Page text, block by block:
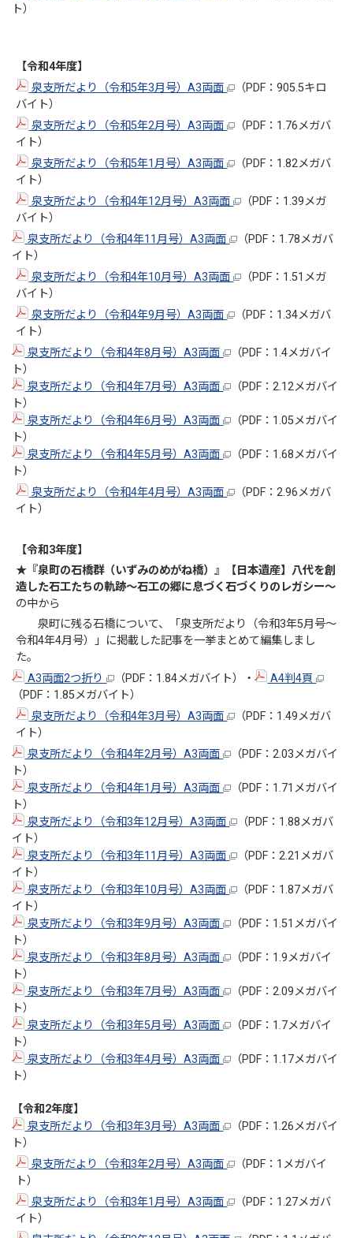
ト）
【令和4年度】
泉支所だより（令和5年3月号）A3両面
（PDF：905.5キロ
バイト）
泉支所だより（令和5年2月号）A3両面
（PDF：1.76メガバ
イト）
泉支所だより（令和5年1月号）A3両面
（PDF：1.82メガバ
イト）
泉支所だより（令和4年12月号）A3両面
（PDF：1.39メガ
バイト）
泉支所だより（令和4年11月号）A3両面
（PDF：1.78メガバ
イト）
泉支所だより（令和4年10月号）A3両面
（PDF：1.51メガ
バイト）
泉支所だより（令和4年9月号）A3両面
（PDF：1.34メガバ
イト）
泉支所だより（令和4年8月号）A3両面
（PDF：1.4メガバイ
ト）
泉支所だより（令和4年7月号）A3両面
（PDF：2.12メガバイ
ト）
泉支所だより（令和4年6月号）A3両面
（PDF：1.05メガバイ
ト）
泉支所だより（令和4年5月号）A3両面
（PDF：1.68メガバイ
ト）
泉支所だより（令和4年4月号）A3両面
（PDF：2.96メガバ
イト）
【令和3年度】
★『泉町の石橋群（いずみのめがね橋）』【日本遺産】八代を創
造した石工たちの軌跡～石工の郷に息づく石づくりのレガシー～
の中から
泉町に残る石橋について、「泉支所だより（令和3年5月号～
令和4年4月号）」に掲載した記事を一挙まとめて編集しまし
た。
A3両面2つ折り
（PDF：1.84メガバイト）・
A4判4頁
（PDF：1.85メガバイト）
泉支所だより（令和4年3月号）A3両面
（PDF：1.49メガバ
イト）
泉支所だより（令和4年2月号）A3両面
（PDF：2.03メガバイ
ト）
泉支所だより（令和4年1月号）A3両面
（PDF：1.71メガバイ
ト）
泉支所だより（令和3年12月号）A3両面
（PDF：1.88メガバ
イト）
泉支所だより（令和3年11月号）A3両面
（PDF：2.21メガバ
イト）
泉支所だより（令和3年10月号）A3両面
（PDF：1.87メガバ
イト）
泉支所だより（令和3年9月号）A3両面
（PDF：1.51メガバイ
ト）
泉支所だより（令和3年8月号）A3両面
（PDF：1.9メガバイ
ト）
泉支所だより（令和3年7月号）A3両面
（PDF：2.09メガバイ
ト）
泉支所だより（令和3年5月号）A3両面
（PDF：1.7メガバイ
ト）
泉支所だより（令和3年4月号）A3両面
（PDF：1.17メガバイ
ト）
【令和2年度】
泉支所だより（令和3年3月号）A3両面
（PDF：1.26メガバイ
ト）
泉支所だより（令和3年2月号）A3両面
（PDF：1メガバイ
ト）
泉支所だより（令和3年1月号）A3両面
（PDF：1.27メガバ
イト）